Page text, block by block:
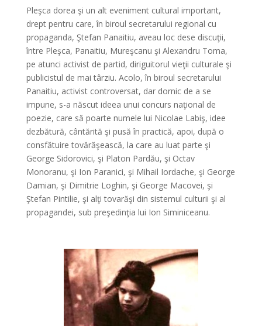
Pleşca dorea şi un alt eveniment cultural important,
drept pentru care, în biroul secretarului regional cu
propaganda, Ştefan Panaitiu, aveau loc dese discuţii,
între Pleşca, Panaitiu, Mureşcanu şi Alexandru Toma,
pe atunci activist de partid, diriguitorul vieţii culturale şi
publicistul de mai târziu. Acolo, în biroul secretarului
Panaitiu, activist controversat, dar dornic de a se
impune, s-a născut ideea unui concurs naţional de
poezie, care să poarte numele lui Nicolae Labiş, idee
dezbătură, cântărită şi pusă în practică, apoi, după o
consfătuire tovărăşească, la care au luat parte şi
George Sidorovici, şi Platon Pardău, şi Octav
Monoranu, şi Ion Paranici, şi Mihail Iordache, şi George
Damian, şi Dimitrie Loghin, şi George Macovei, şi
Ştefan Pintilie, şi alţi tovarăşi din sistemul culturii şi al
propagandei, sub preşedinţia lui Ion Siminiceanu.